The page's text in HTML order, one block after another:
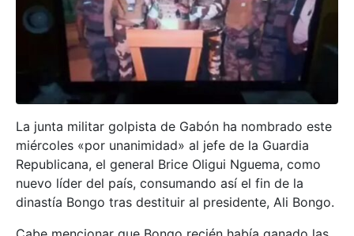
La junta militar golpista de Gabón ha nombrado este
miércoles «por unanimidad» al jefe de la Guardia
Republicana, el general Brice Oligui Nguema, como
nuevo líder del país, consumando así el fin de la
dinastía Bongo tras destituir al presidente, Ali Bongo.